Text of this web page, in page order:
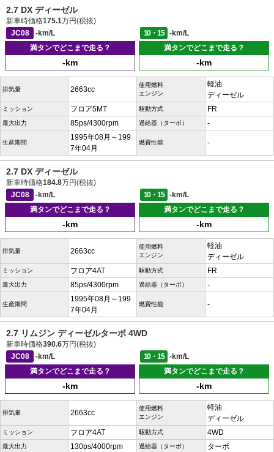
2.7 DX ディーゼル
新車時価格175.1万円(税抜)
JC08
-km/L 10・15
-km/L
満タンでどこまで走る？
-km
満タンでどこまで走る？
-km
排気量 2663cc
使用燃料
エンジン
軽油
ディーゼル
ミッション フロア5MT 駆動方式 FR
最大出力 85ps/4300rpm 過給器（ターボ） -
生産期間
1995年08月～199
7年04月
燃費性能 -
2.7 DX ディーゼル
新車時価格184.8万円(税抜)
JC08
-km/L 10・15
-km/L
満タンでどこまで走る？
-km
満タンでどこまで走る？
-km
排気量 2663cc
使用燃料
エンジン
軽油
ディーゼル
ミッション フロア4AT 駆動方式 FR
最大出力 85ps/4300rpm 過給器（ターボ） -
生産期間
1995年08月～199
7年04月
燃費性能 -
2.7 リムジン ディーゼルターボ 4WD
新車時価格390.6万円(税抜)
JC08
-km/L 10・15
-km/L
満タンでどこまで走る？
-km
満タンでどこまで走る？
-km
排気量 2663cc
使用燃料
エンジン
軽油
ディーゼル
ミッション フロア4AT 駆動方式 4WD
最大出力 130ps/4000rpm 過給器（ターボ） ターボ